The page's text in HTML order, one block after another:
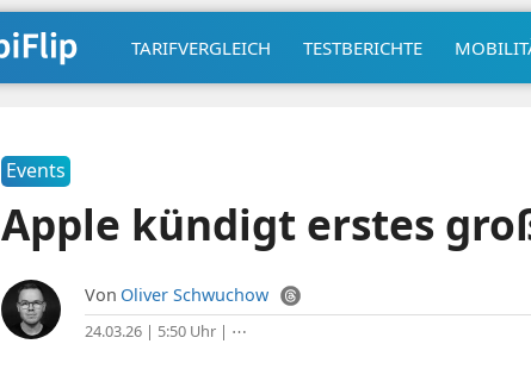
TARIFVERGLEICH TESTBERICHTE
Events
Apple kündigt erstes
Von Oliver Schwuchow
24.03.26 | 5:50 Uhr| ⋯